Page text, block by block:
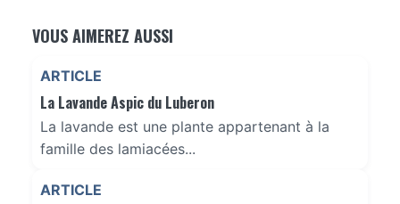
VOUS AIMEREZ AUSSI
ARTICLE
La Lavande Aspic du Luberon
La lavande est une plante appartenant à la
famille des lamiacées...
ARTICLE